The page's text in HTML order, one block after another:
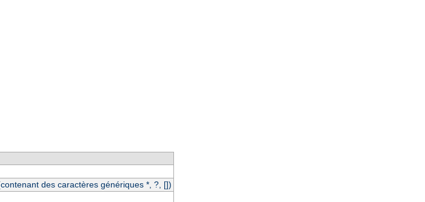
des caractères génériques *, ?, [])